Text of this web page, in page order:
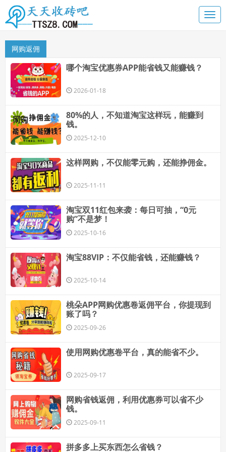
网购返佣
哪个淘宝优惠券APP能省钱又能赚钱？
2026-01-18
80%的人，不知道淘宝这样玩，能赚到
钱。
2025-12-10
这样网购，不仅能零元购，还能挣佣金。
2025-11-11
淘宝双11红包来袭：每日可抽，“0元
购”不是梦！
2025-10-16
淘宝88VIP：不仅能省钱，还能赚钱？
2025-10-14
桃朵APP网购优惠卷返佣平台，你提现到
账了吗？
2025-09-26
使用网购优惠卷平台，真的能省不少。
2025-09-17
网购省钱返佣，利用优惠券可以省不少
钱。
2025-09-11
拼多多上买东西怎么省钱？